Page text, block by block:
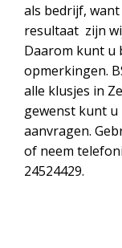
als bedrijf,
resultaat zijn
Daarom kunt u
opmerkingen.
alle klusjes in
gewenst kunt
aanvragen.
of neem
24524429.